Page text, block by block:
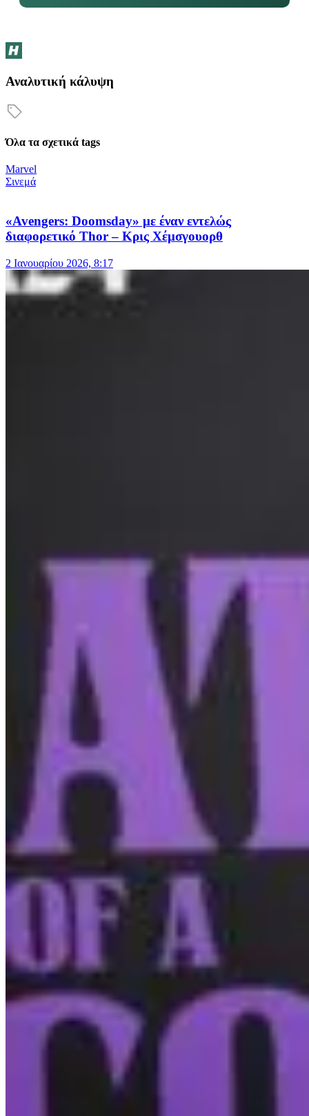
Αναλυτική κάλυψη
Όλα τα σχετικά tags
Marvel
Σινεμά
«Avengers: Doomsday» με έναν εντελώς
διαφορετικό Thor – Κρις Χέμσγουορθ
2 Ιανουαρίου 2026, 8:17